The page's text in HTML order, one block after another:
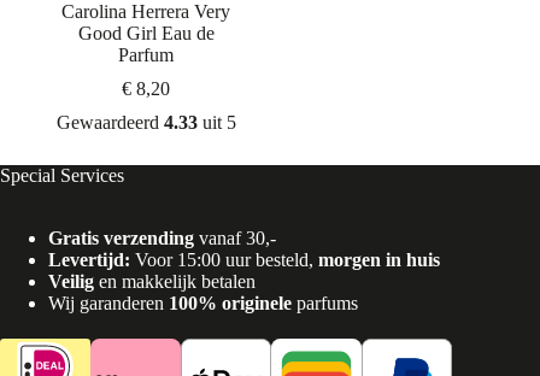
Carolina Herrera Very
Good Girl Eau de
Parfum
€ 8,20
Gewaardeerd 4.33uit 5
Special Services
Gratis verzending vanaf 30,-
Levertijd: Voor 15:00 uur besteld, morgen in huis
Veilig en makkelijk betalen
Wij garanderen 100% originele parfums